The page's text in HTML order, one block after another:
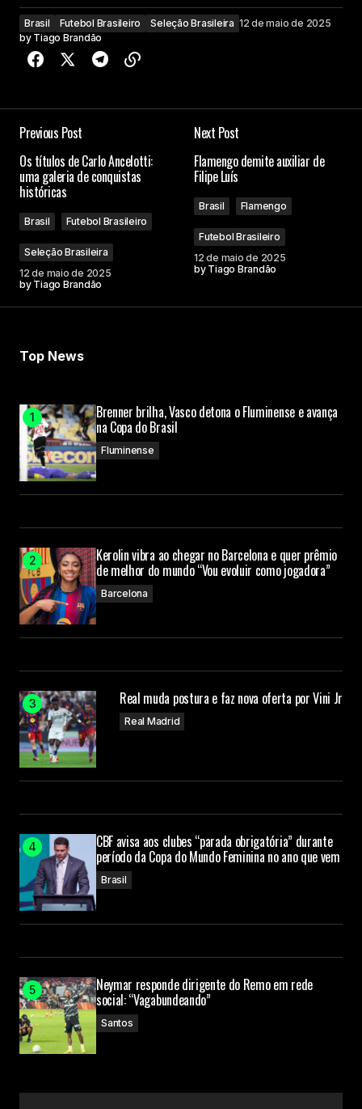
Brasil Futebol Brasileiro Seleção Brasileira 12 de maio de 2025
by Tiago Brandão
Previous Post
Os títulos de Carlo Ancelotti:
uma galeria de conquistas
históricas
Brasil Futebol Brasileiro
Seleção Brasileira
12 de maio de 2025
by Tiago Brandão
Next Post
Flamengo demite auxiliar de
Filipe Luís
Brasil Flamengo
Futebol Brasileiro
12 de maio de 2025
by Tiago Brandão
Top News
Brenner brilha, Vasco detona o Fluminense e avança
na Copa do Brasil
Fluminense
Kerolin vibra ao chegar no Barcelona e quer prêmio
de melhor do mundo “Vou evoluir como jogadora”
Barcelona
Real muda postura e faz nova oferta por Vini Jr
Real Madrid
CBF avisa aos clubes “parada obrigatória” durante
período da Copa do Mundo Feminina no ano que vem
Brasil
Neymar responde dirigente do Remo em rede
social: “Vagabundeando”
Santos